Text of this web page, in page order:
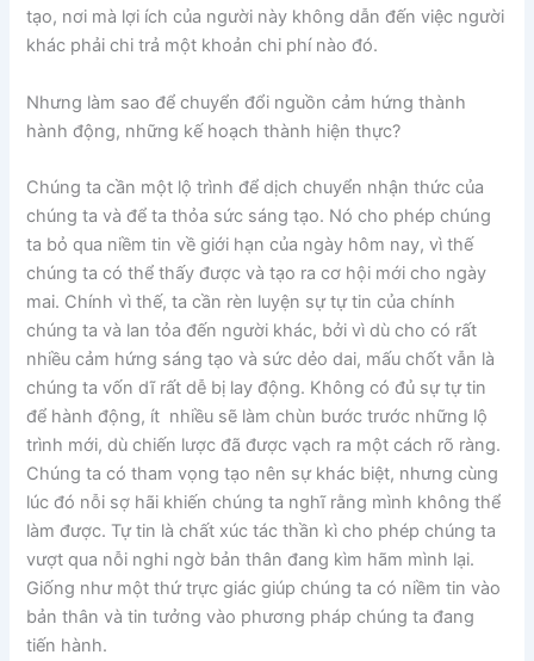
tạo, nơi mà lợi ích của người này không dẫn đến việc người
khác phải chi trả một khoản chi phí nào đó.
Nhưng làm sao để chuyển đổi nguồn cảm hứng thành
hành động, những kế hoạch thành hiện thực?
Chúng ta cần một lộ trình để dịch chuyển nhận thức của
chúng ta và để ta thỏa sức sáng tạo. Nó cho phép chúng
ta bỏ qua niềm tin về giới hạn của ngày hôm nay, vì thế
chúng ta có thể thấy được và tạo ra cơ hội mới cho ngày
mai. Chính vì thế, ta cần rèn luyện sự tự tin của chính
chúng ta và lan tỏa đến người khác, bởi vì dù cho có rất
nhiều cảm hứng sáng tạo và sức dẻo dai, mấu chốt vẫn là
chúng ta vốn dĩ rất dễ bị lay động. Không có đủ sự tự tin
để hành động, ít nhiều sẽ làm chùn bước trước những lộ
trình mới, dù chiến lược đã được vạch ra một cách rõ ràng.
Chúng ta có tham vọng tạo nên sự khác biệt, nhưng cùng
lúc đó nỗi sợ hãi khiến chúng ta nghĩ rằng mình không thể
làm được. Tự tin là chất xúc tác thần kì cho phép chúng ta
vượt qua nỗi nghi ngờ bản thân đang kìm hãm mình lại.
Giống như một thứ trực giác giúp chúng ta có niềm tin vào
bản thân và tin tưởng vào phương pháp chúng ta đang
tiến hành.